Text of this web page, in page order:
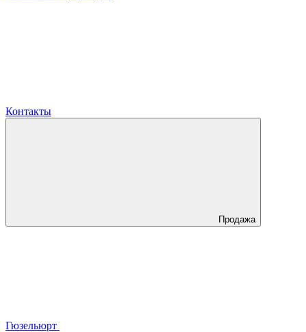
Контакты
Продажа
Гюзельюрт